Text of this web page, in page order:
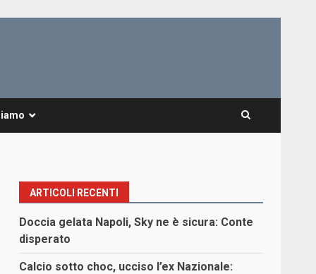
ARTICOLI RECENTI
Doccia gelata Napoli, Sky ne è sicura: Conte
disperato
Calcio sotto choc, ucciso l’ex Nazionale: